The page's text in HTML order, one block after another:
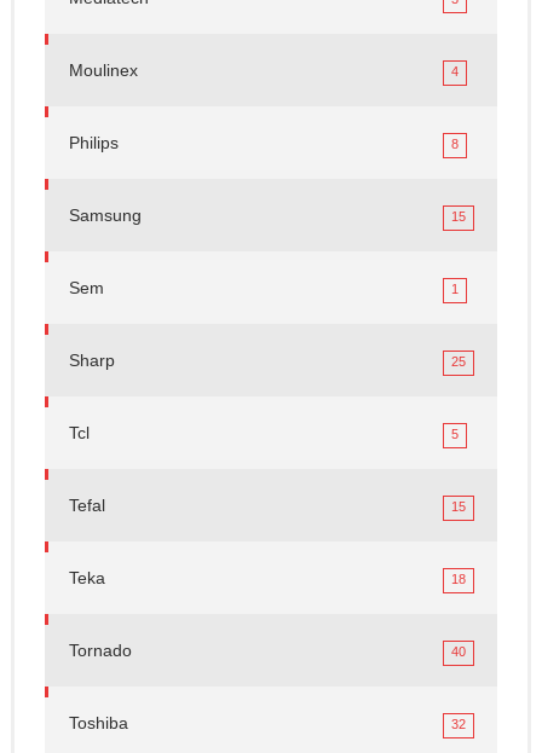
Moulinex 4
Philips 8
Samsung 15
Sem 1
Sharp 25
Tcl 5
Tefal 15
Teka 18
Tornado 40
Toshiba 32